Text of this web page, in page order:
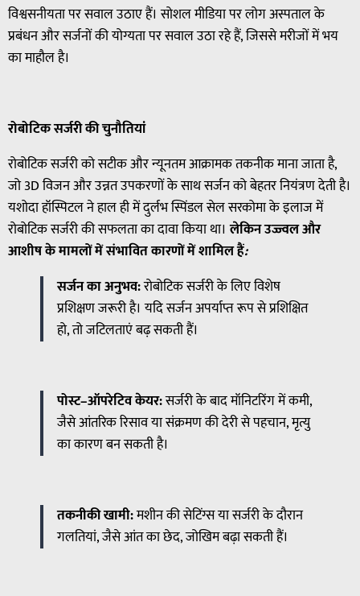
विश्वसनीयता पर सवाल उठाए हैं। सोशल मीडिया पर लोग अस्पताल के
प्रबंधन और सर्जनों की योग्यता पर सवाल उठा रहे हैं, जिससे मरीजों में भय
का माहौल है।
रोबोटिकसर्जरीकीचुनौतियां
रोबोटिक सर्जरी को सटीक और न्यूनतम आक्रामक तकनीक माना जाता है,
जो 3D विजन और उन्नत उपकरणों के साथ सर्जन को बेहतर नियंत्रण देती है।
यशोदा हॉस्पिटल ने हाल ही में दुर्लभ स्पिंडल सेल सरकोमा के इलाज में
रोबोटिक सर्जरी की सफलता का दावा किया था।लेकिनउज्ज्वलऔर
आशीषकेमामलोंमेंसंभावितकारणोंमेंशामिलहैं:
सर्जनकाअनुभव:रोबोटिक सर्जरी के लिए विशेष
प्रशिक्षण जरूरी है। यदि सर्जन अपर्याप्त रूप से प्रशिक्षित
हो, तो जटिलताएं बढ़ सकती हैं।
पोस्ट–ऑपरेटिवकेयर:सर्जरी के बाद मॉनिटरिंग में कमी,
जैसे आंतरिक रिसाव या संक्रमण की देरी से पहचान, मृत्यु
का कारण बन सकती है।
तकनीकीखामी:मशीन की सेटिंग्स या सर्जरी के दौरान
गलतियां, जैसे आंत का छेद, जोखिम बढ़ा सकती हैं।